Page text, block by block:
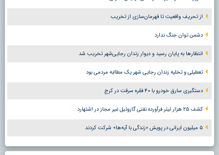
از تحریف واقعیت تا قهرمان‌سازی از تخریب
دشمن توان جنگ ندارد
انتظارها به پایان رسید و دیوار زندان رجایی‌شهر تخریب شد
تعطیلی و تخلیه زندان رجایی شهر یک مطالبه مردمی بود
دستگیری سارق خودرو با ۴۰ فقره سرقت در کرج
کشف ۲۵ هزار لیتر فرآورده نفتی گازوئیل غیر مجاز در اشتهارد
۵ میلیون ایرانی در پویش «زندگی با آیه‌ها» شرکت کردند